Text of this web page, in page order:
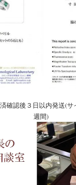
３日以内発送(サイ
週間)